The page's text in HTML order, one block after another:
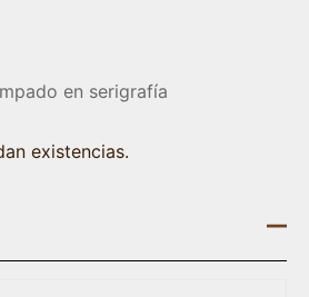
en serigrafía
existencias.